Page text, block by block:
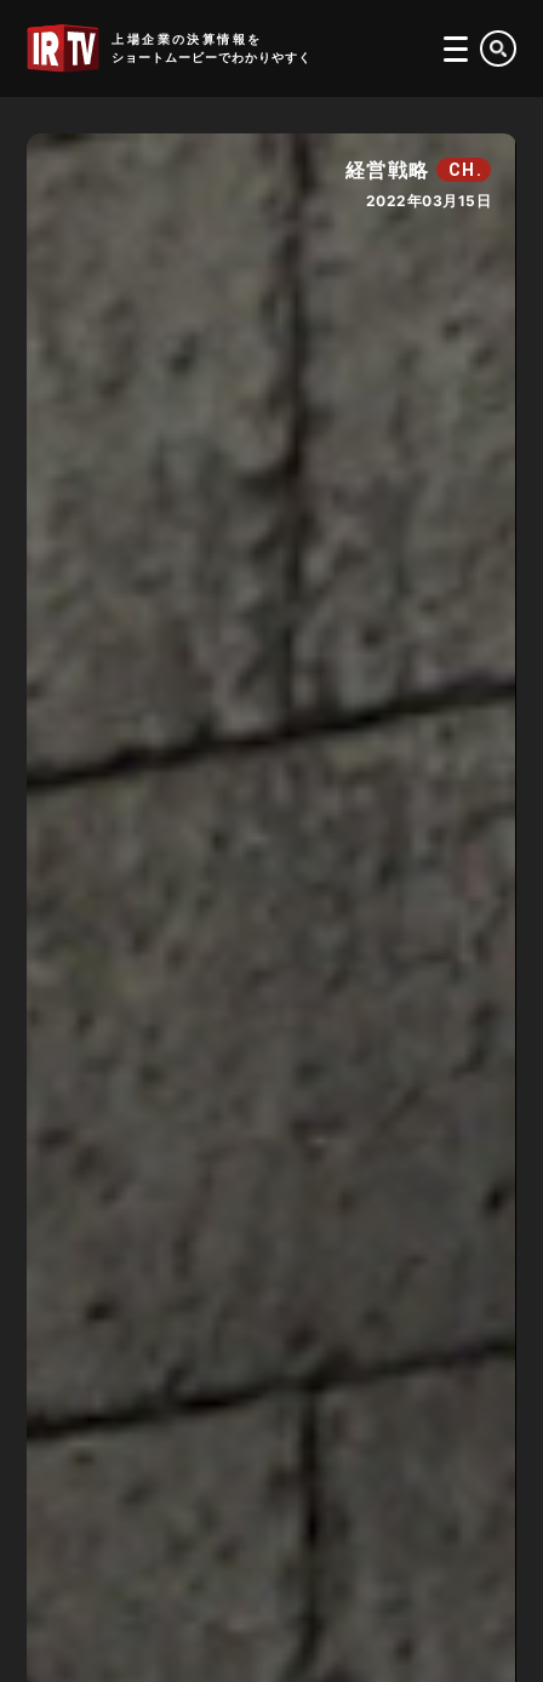
上場企業の決算情報を
ショートムービーでわかりやすく
経営戦略 CH.
2022年03月15日